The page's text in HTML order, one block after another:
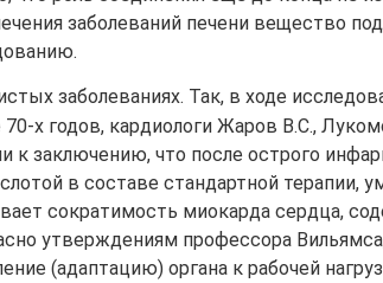
заболеваний печени вещество
заболеваниях. Так, в ходе
х годов, кардиологи Жаров В.С.,
к заключению, что после острого
в составе стандартной терапии,
сократимость миокарда сердца,
утверждениям профессора
(адаптацию) органа к рабочей